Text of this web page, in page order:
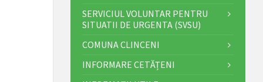
SERVICIUL VOLUNTAR PENTRU
SITUATII DE URGENTA (SVSU)
COMUNA CLINCENI
INFORMARE CETĂȚENI